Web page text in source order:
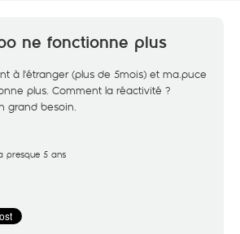
ne fonctionne plus
à l'étranger (plus de 5mois) et ma.puce
plus. Comment la réactivité ?
grand besoin.
presque 5 ans